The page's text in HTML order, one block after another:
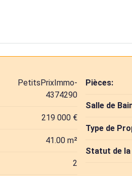
PetitsPrixImmo-
4374290
219 000 €
41.00 m²
2
Pièces:
Salle de
Type de
Statut de